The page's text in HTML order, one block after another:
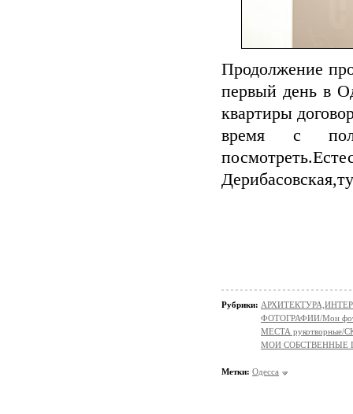
Продолжение
первый день в
квартиры
время с
Рубрики:
ФОТОГРАФИИ/Мои
МЕСТА
МОИ СОБСТВЕННЫЕ
Метки: Одесса